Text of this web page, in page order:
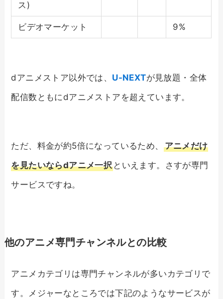
ス)
ビデオマーケット 9%
dアニメストア以外では、 U-NEXTが見放題・全体
配信数ともにdアニメストアを超えています。
ただ、料金が約5倍になっているため、 アニメだけ
を見たいならdアニメ一択 といえます。さすが専門
サービスですね。
他のアニメ専門チャンネルとの比較
アニメカテゴリは専門チャンネルが多いカテゴリで
す。メジャーなところでは下記のようなサービスが